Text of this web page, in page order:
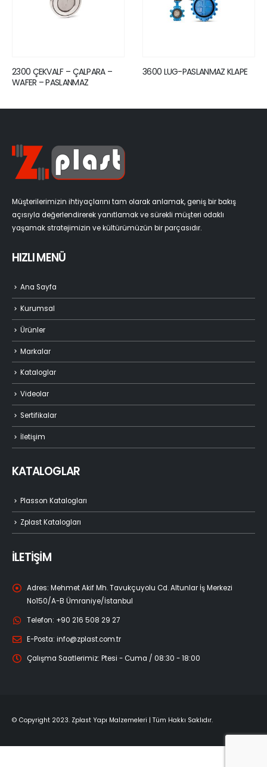
3600 LUG-PASLANMAZ KLAPE 2280 TİLTİNG ÇEKVALF
açısıyla değerlendirerek yanıtlamak ve sürekli müşteri odaklı
yaşamak stratejimizin ve kültürümüzün bir parçasıdır.
HIZLI MENÜ
Kurumsal
Ürünler
Markalar
Kataloglar
Videolar
Sertifikalar
İletişim
KATALOGLAR
Zplast Katalogları
İLETİŞİM
No150/A-B Ümraniye/İstanbul